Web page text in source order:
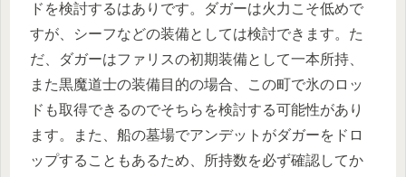
ドを検討するはありです。ダガーは火力こそ低めで
すが、シーフなどの装備としては検討できます。た
だ、ダガーはファリスの初期装備として一本所持、
また黒魔道士の装備目的の場合、この町で氷のロッ
ドも取得できるのでそちらを検討する可能性があり
ます。また、船の墓場でアンデットがダガーをドロ
ップすることもあるため、所持数を必ず確認してか